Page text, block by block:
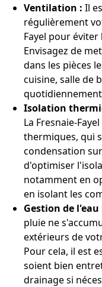
Ventilation : Il
régulièrement
Fayel pour
Envisagez de
dans les pièces
cuisine, salle de
Isolation
La Fresnaie-
thermiques, qui
condensation
d'optimiser
notamment en
en isolant les
Gestion de l'eau
pluie ne
extérieurs de
Pour cela, il est
soient bien
drainage si